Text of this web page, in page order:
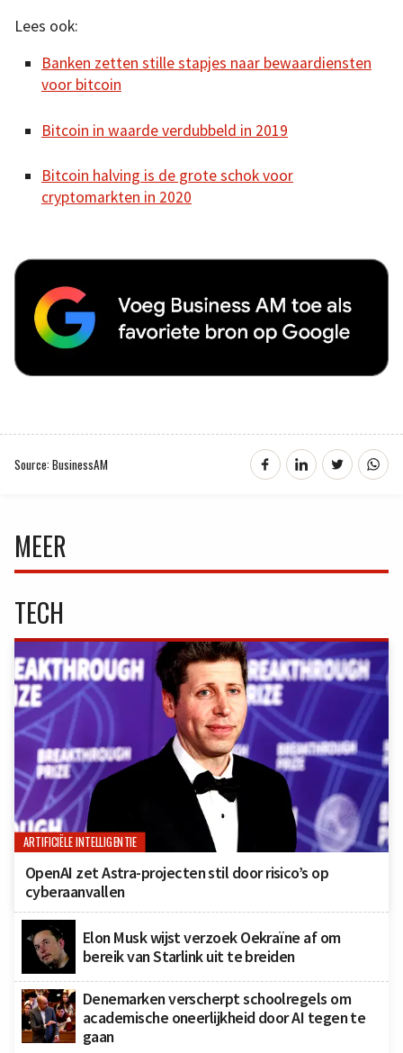
Lees ook:
Banken zetten stille stapjes naar bewaardiensten
voor bitcoin
Bitcoin in waarde verdubbeld in 2019
Bitcoin halving is de grote schok voor
cryptomarkten in 2020
Source: BusinessAM
MEER
TECH
ARTIFICIËLE INTELLIGENTIE
OpenAI zet Astra-projecten stil door risico’s op
cyberaanvallen
Elon Musk wijst verzoek Oekraïne af om
bereik van Starlink uit te breiden
Denemarken verscherpt schoolregels om
academische oneerlijkheid door AI tegen te
gaan